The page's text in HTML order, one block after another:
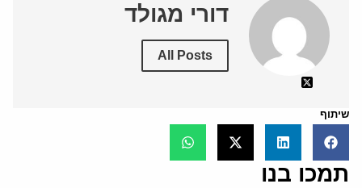
דורי מגולד
All Posts
שיתוף
תמכו בנו